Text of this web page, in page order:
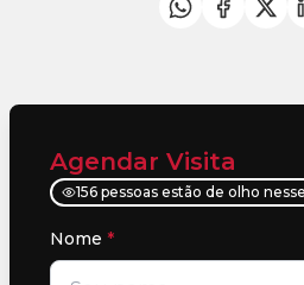
Agendar Visita
156 pessoas estão de olho
Nome *